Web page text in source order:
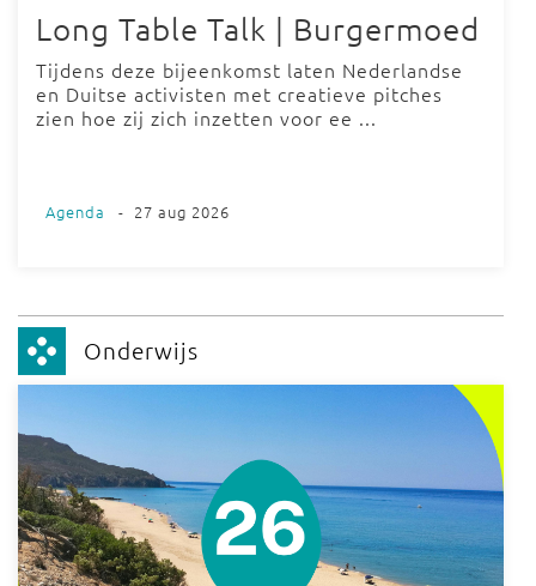
Long Table Talk | Burgermoed
Tijdens deze bijeenkomst laten Nederlandse
en Duitse activisten met creatieve pitches
zien hoe zij zich inzetten voor ee ...
Agenda - 27 aug 2026
Onderwijs